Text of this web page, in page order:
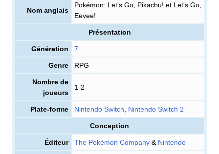
Nom anglais
Pokémon: Let's Go, Pikachu! et Let's Go,
Eevee!
Présentation
Génération 7
Genre RPG
Nombre de
joueurs
1-2
Plate-forme Nintendo Switch Nintendo Switch 2
Conception
Éditeur The Pokémon Company & Nintendo